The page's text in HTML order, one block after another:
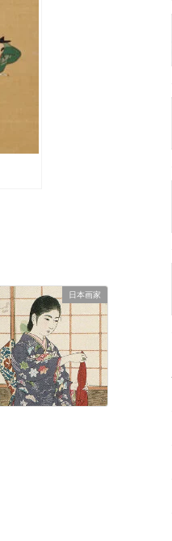
日本画家